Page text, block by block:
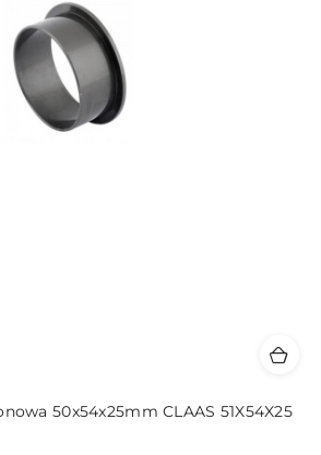
50x54x25mm CLAAS 51X54X25